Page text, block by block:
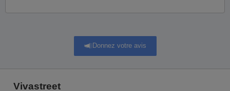
Donnez votre avis
Vivastreet